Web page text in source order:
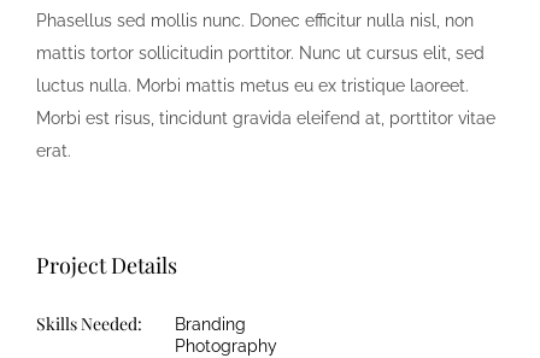
Phasellus sed mollis nunc. Donec efficitur nulla nisl, non
mattis tortor sollicitudin porttitor. Nunc ut cursus elit, sed
luctus nulla. Morbi mattis metus eu ex tristique laoreet.
Morbi est risus, tincidunt gravida eleifend at, porttitor vitae
erat.
Project Details
Skills Needed:
Branding
Photography